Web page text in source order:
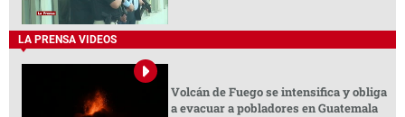
LA PRENSA VIDEOS
Volcán de Fuego se intensifica y obliga
a evacuar a pobladores en Guatemala